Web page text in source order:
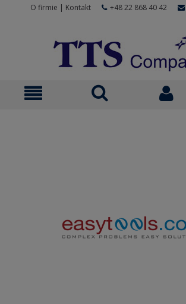
O firmie | Kontakt +48 22 868 40 42